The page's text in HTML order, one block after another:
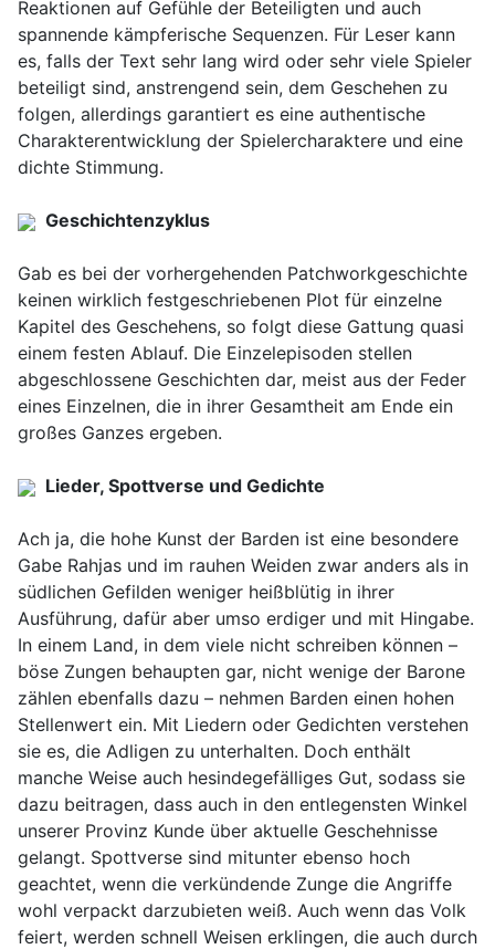
Reaktionen auf Gefühle der Beteiligten und auch
spannende kämpferische Sequenzen. Für Leser kann
es, falls der Text sehr lang wird oder sehr viele Spieler
beteiligt sind, anstrengend sein, dem Geschehen zu
folgen, allerdings garantiert es eine authentische
Charakterentwicklung der Spielercharaktere und eine
dichte Stimmung.
Geschichtenzyklus
Gab es bei der vorhergehenden Patchworkgeschichte
keinen wirklich festgeschriebenen Plot für einzelne
Kapitel des Geschehens, so folgt diese Gattung quasi
einem festen Ablauf. Die Einzelepisoden stellen
abgeschlossene Geschichten dar, meist aus der Feder
eines Einzelnen, die in ihrer Gesamtheit am Ende ein
großes Ganzes ergeben.
Lieder, Spottverse und Gedichte
Ach ja, die hohe Kunst der Barden ist eine besondere
Gabe Rahjas und im rauhen Weiden zwar anders als in
südlichen Gefilden weniger heißblütig in ihrer
Ausführung, dafür aber umso erdiger und mit Hingabe.
In einem Land, in dem viele nicht schreiben können –
böse Zungen behaupten gar, nicht wenige der Barone
zählen ebenfalls dazu – nehmen Barden einen hohen
Stellenwert ein. Mit Liedern oder Gedichten verstehen
sie es, die Adligen zu unterhalten. Doch enthält
manche Weise auch hesindegefälliges Gut, sodass sie
dazu beitragen, dass auch in den entlegensten Winkel
unserer Provinz Kunde über aktuelle Geschehnisse
gelangt. Spottverse sind mitunter ebenso hoch
geachtet, wenn die verkündende Zunge die Angriffe
wohl verpackt darzubieten weiß. Auch wenn das Volk
feiert, werden schnell Weisen erklingen, die auch durch